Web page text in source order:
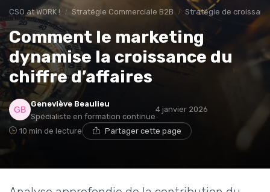
CSO at WORK ! Stratégie Commerciale B2B Stratégie de
Comment le marketing
dynamise la croissance du
chiffre d’affaires
Geneviève Beaulieu
Spécialiste en formation continue
4 janvier 2026
10 min de lecture Partager cette page